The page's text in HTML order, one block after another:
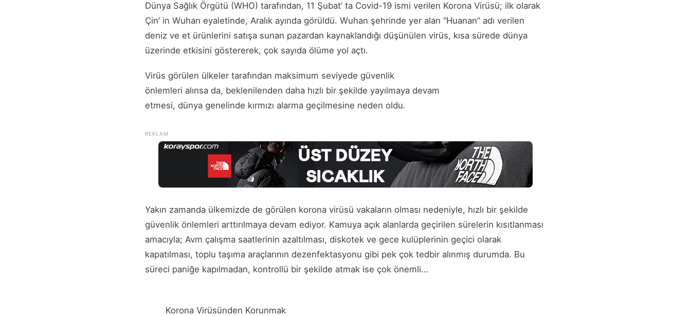
Dünya Sağlık Örgütü (WHO) tarafından, 11 Şubat’ ta Covid-19 ismi verilen Korona Virüsü; ilk olarak
Çin’ in Wuhan eyaletinde, Aralık ayında görüldü. Wuhan şehrinde yer alan “Huanan” adı verilen
deniz ve et ürünlerini satışa sunan pazardan kaynaklandığı düşünülen virüs, kısa sürede dünya
üzerinde etkisini göstererek, çok sayıda ölüme yol açtı.
Virüs görülen ülkeler tarafından maksimum seviyede güvenlik
önlemleri alınsa da, beklenilenden daha hızlı bir şekilde yayılmaya devam
etmesi, dünya genelinde kırmızı alarma geçilmesine neden oldu.
Yakın zamanda ülkemizde de görülen korona virüsü vakaların olması nedeniyle, hızlı bir şekilde
güvenlik önlemleri arttırılmaya devam ediyor. Kamuya açık alanlarda geçirilen sürelerin kısıtlanması
amacıyla; Avm çalışma saatlerinin azaltılması, diskotek ve gece kulüplerinin geçici olarak
kapatılması, toplu taşıma araçlarının dezenfektasyonu gibi pek çok tedbir alınmış durumda. Bu
süreci paniğe kapılmadan, kontrollü bir şekilde atmak ise çok önemli…
Korona Virüsünden Korunmak